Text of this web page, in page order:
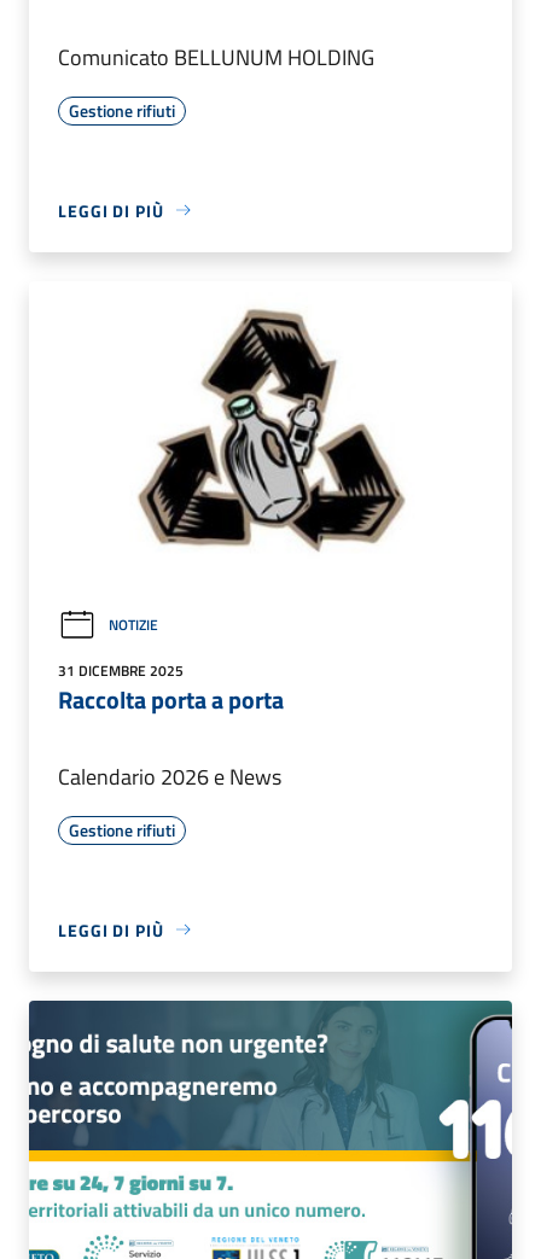
Comunicato BELLUNUM HOLDING
Gestione rifiuti
LEGGI DI PIÙ
NOTIZIE
31 DICEMBRE 2025
Raccolta porta a porta
Calendario 2026 e News
Gestione rifiuti
LEGGI DI PIÙ